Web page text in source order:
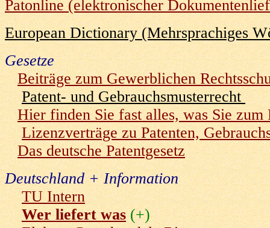
Patonline (elektronischer
European Dictionary (Mehrsprachiges
Gesetze
Beiträge zum Gewerblichen
Patent- und Gebrauchsmusterrecht
Hier finden Sie fast alles, was Sie zum
Lizenzverträge zu Patenten,
Das deutsche Patentgesetz
Deutschland + Information
TU Intern
Wer liefert was (+)